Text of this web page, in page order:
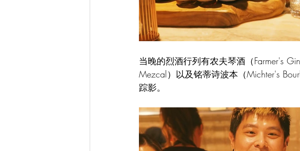
当晚的烈酒行列有农夫琴酒（Farmer's
Mezcal）以及铭蒂诗波本（Michter's
踪影。